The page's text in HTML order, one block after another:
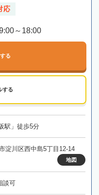
応
～18:00
る
する
駅」徒歩5分
淀川区西中島5丁目12-14
地図
談可